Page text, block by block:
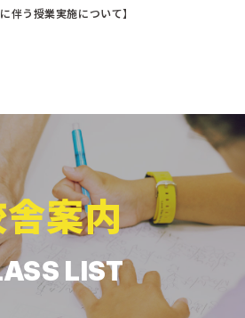
伴う授業実施について】
案内
LIST